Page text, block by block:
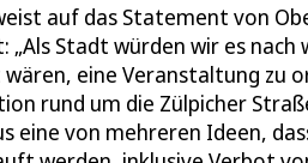
auf das Statement von
Stadt würden wir es nach
eine Veranstaltung zu
rund um die Zülpicher
eine von mehreren Ideen,